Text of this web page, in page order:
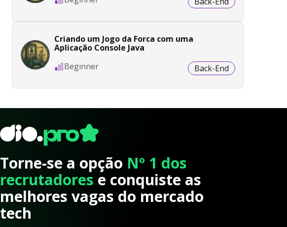
Criando um Jogo da Forca com uma
Aplicação Console Java
Beginner
Back-End
Torne-se a opção Nº 1 dos
recrutadores e conquiste as
melhores vagas do mercado
tech